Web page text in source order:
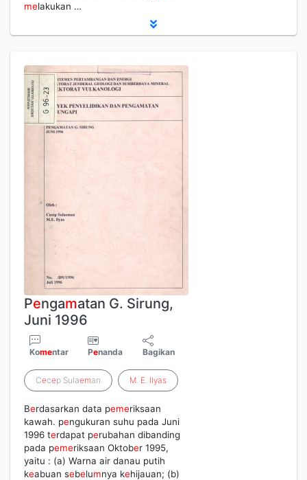
melakukan …
Pengamatan G. Sirung,
Juni 1996
Komentar Penanda Bagikan
Cecep Sulaeman M. E. Ilyas
Berdasarkan data pemeriksaan
kawah. pengukuran suhu pada Juni
1996 terdapat perubahan dibanding
pada pemeriksaan Oktober 1995,
yaitu : (a) Warna air danau putih
keabuan sebelumnya kehijauan; (b)